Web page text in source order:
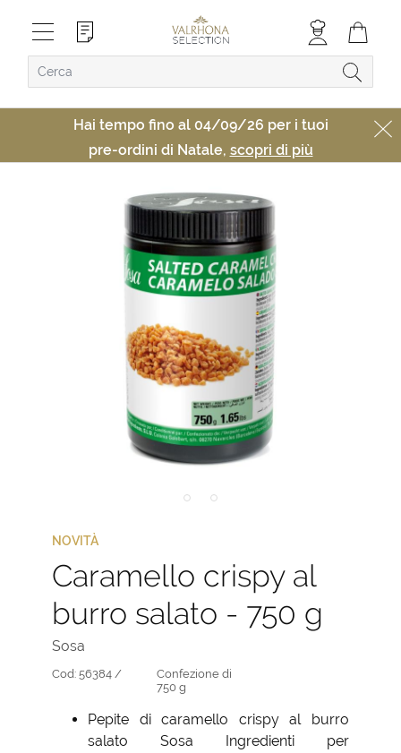
Hai tempo fino al 04/09/26 per i tuoi
pre-ordini di Natale, scopri di più
NOVITÀ
Caramello crispy al
burro salato - 750 g
Sosa
Cod: 56384 /
Confezione di
750 g
Pepite di caramello crispy al burro
salato Sosa Ingredienti per